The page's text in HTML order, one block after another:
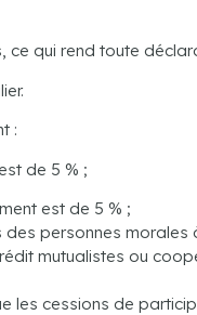
ce qui rend toute
:
de 5 % ;
est de 5 % ;
personnes morales
mutualistes ou
les cessions de